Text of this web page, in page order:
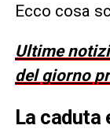
Ecco cosa
Ultime
del giorno
La caduta